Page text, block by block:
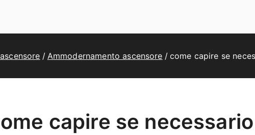
Ammodernamento ascensore come capire se
capire se